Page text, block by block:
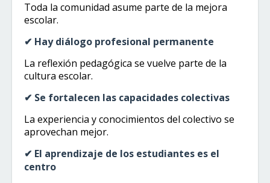
Toda la comunidad asume parte de la mejora
escolar.
✔ Hay diálogo profesional permanente
La reflexión pedagógica se vuelve parte de la
cultura escolar.
✔ Se fortalecen las capacidades colectivas
La experiencia y conocimientos del colectivo se
aprovechan mejor.
✔ El aprendizaje de los estudiantes es el
centro